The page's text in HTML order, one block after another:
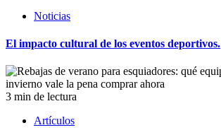
Noticias
El impacto cultural de los eventos deportivos.
3 min de lectura
Artículos